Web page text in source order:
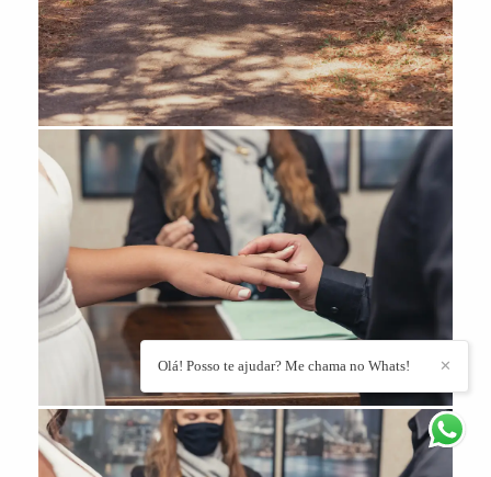
✕
Olá! Posso te ajudar? Me chama no Whats!